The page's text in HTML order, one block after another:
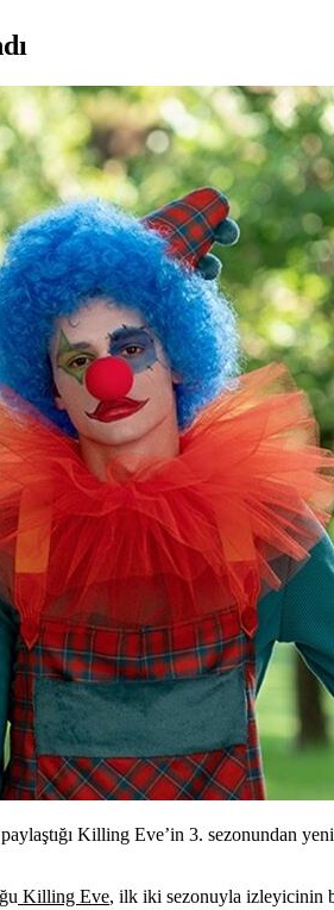
Killing Eve’in 3. sezonundan
Killing Eve, ilk iki sezonuyla izleyicinin